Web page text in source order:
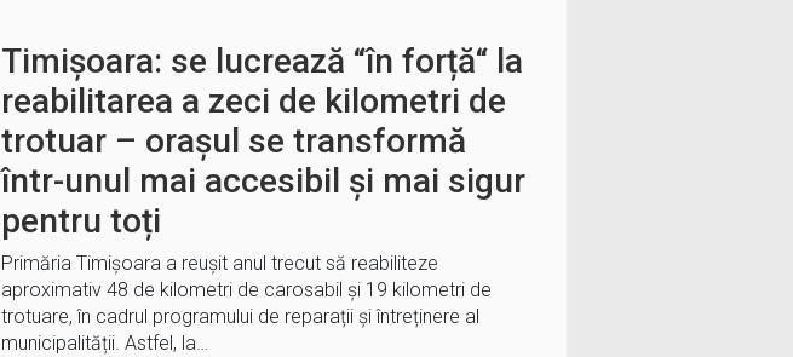
Timișoara: se lucrează “în forță“ la
reabilitarea a zeci de kilometri de
trotuar – orașul se transformă
într-unul mai accesibil și mai sigur
pentru toți
Primăria Timișoara a reușit anul trecut să reabiliteze
aproximativ 48 de kilometri de carosabil și 19 kilometri de
trotuare, în cadrul programului de reparații și întreținere al
municipalității. Astfel, la…